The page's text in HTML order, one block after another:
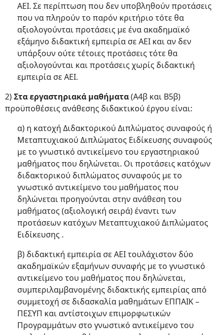
ΑΕΙ. Σε περίπτωση που δεν υποβληθούν προτάσεις
που να πληρούν το παρόν κριτήριο τότε θα
αξιολογούνται προτάσεις με ένα ακαδημαϊκό
εξάμηνο διδακτική εμπειρία σε ΑΕΙ και αν δεν
υπάρξουν ούτε τέτοιες προτάσεις τότε θα
αξιολογούνται και προτάσεις χωρίς διδακτική
εμπειρία σε ΑΕΙ.
2)Στα εργαστηριακά μαθήματα(Α4β και Β5β)
προϋποθέσεις ανάθεσης διδακτικού έργου είναι:
α) η κατοχή Διδακτορικού Διπλώματος συναφούς ή
Μεταπτυχιακού Διπλώματος Ειδίκευσης συναφούς
με το γνωστικό αντικείμενο του εργαστηριακού
μαθήματος που δηλώνεται. Οι προτάσεις κατόχων
διδακτορικού διπλώματος συναφούς με το
γνωστικό αντικείμενο του μαθήματος που
δηλώνεται προηγούνται στην ανάθεση του
μαθήματος (αξιολογική σειρά) έναντι των
προτάσεων κατόχων Μεταπτυχιακού Διπλώματος
Ειδίκευσης .
β) διδακτική εμπειρία σε ΑΕΙ τουλάχιστον δύο
ακαδημαϊκών εξαμήνων συναφής με το γνωστικό
αντικείμενο του μαθήματος που δηλώνεται,
συμπεριλαμβανομένης διδακτικής εμπειρίας από
συμμετοχή σε διδασκαλία μαθημάτων ΕΠΠΑΙΚ –
ΠΕΣΥΠ και αντίστοιχων επιμορφωτικών
Προγραμμάτων στο γνωστικό αντικείμενο του